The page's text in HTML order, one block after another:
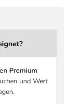
ergonomisch
Premium
und Wert